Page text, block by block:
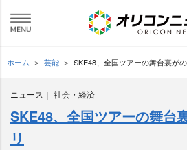
ホーム 芸能 SKE48、全国ツアーの舞台裏が
ニュース 社会・経済
SKE48、全国ツアーの舞台
リ